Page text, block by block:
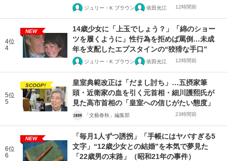
ジュリー・K ブラウン 依田光江 12時間前
4位
4
NEW
14歳少女に「上玉でしょう？」「綿のショー
ツを履くように」性行為を拒めば罵倒…未成
年を支配したエプスタインの“狡猾な手口”
ジュリー・K ブラウン 依田光江 12時間前
5位
5
SCOOP!
皇室典範改正は「だまし討ち」…五摂家筆
頭・近衛家の血を引く元首相・細川護熙氏が
見た高市首相の「皇室への信じがたい態度」
「文藝春秋」編集部 23時間前
6位
6
NEW
「毎月1人ずつ誘拐」「手帳にはヤバすぎる5
文字」“12歳少女との結婚”を本気で夢見た
「22歳男の末路」（昭和21年の事件）